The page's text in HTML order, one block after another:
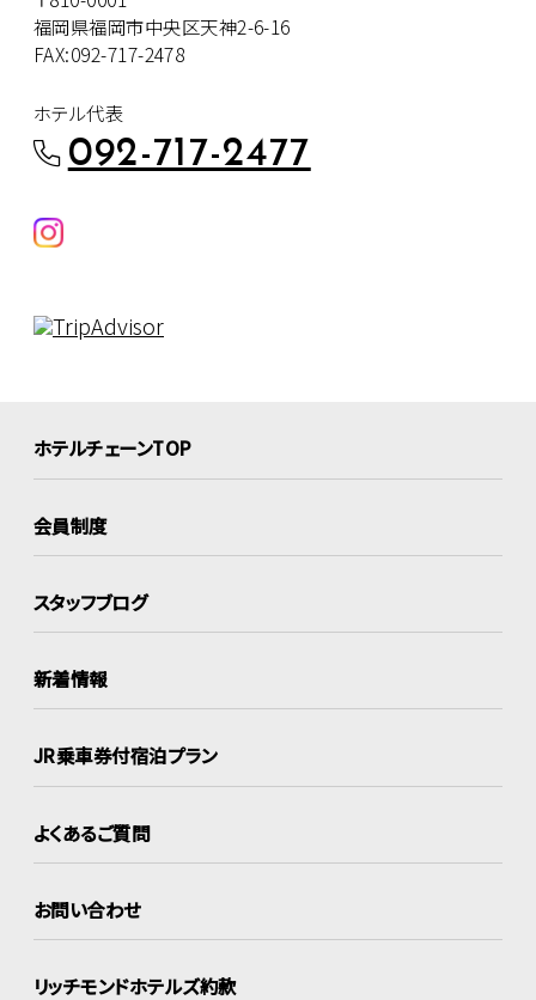
福岡県福岡市中央区天神2-6-16
FAX:092-717-2478
ホテル代表
092-717-2477
ホテルチェーンTOP
会員制度
スタッフブログ
新着情報
JR乗車券付宿泊プラン
よくあるご質問
お問い合わせ
リッチモンドホテルズ約款